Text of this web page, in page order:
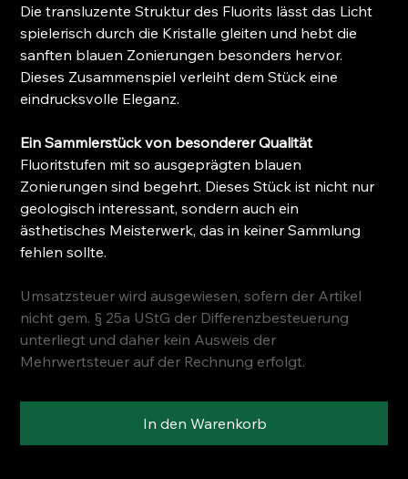
Die transluzente Struktur des Fluorits lässt das Licht
spielerisch durch die Kristalle gleiten und hebt die
sanften blauen Zonierungen besonders hervor.
Dieses Zusammenspiel verleiht dem Stück eine
eindrucksvolle Eleganz.
Ein Sammlerstück von besonderer Qualität
Fluoritstufen mit so ausgeprägten blauen
Zonierungen sind begehrt. Dieses Stück ist nicht nur
geologisch interessant, sondern auch ein
ästhetisches Meisterwerk, das in keiner Sammlung
fehlen sollte.
Umsatzsteuer wird ausgewiesen, sofern der Artikel
nicht gem. § 25a UStG der Differenzbesteuerung
unterliegt und daher kein Ausweis der
Mehrwertsteuer auf der Rechnung erfolgt.
In den Warenkorb